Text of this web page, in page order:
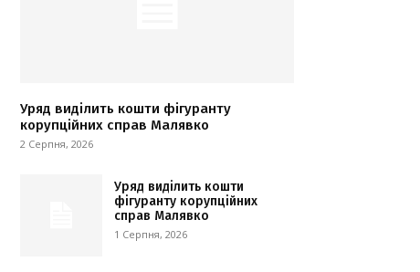
Уряд виділить кошти фігуранту
корупційних справ Малявко
2 Серпня, 2026
Уряд виділить кошти
фігуранту корупційних
справ Малявко
1 Серпня, 2026